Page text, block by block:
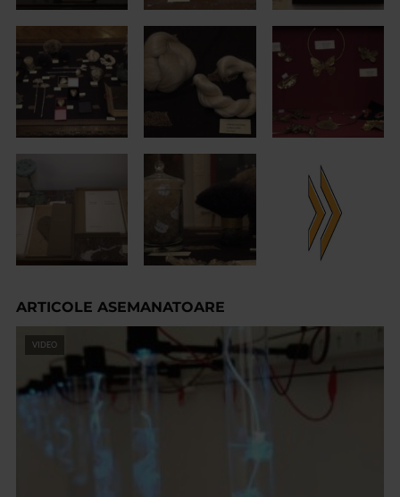
ARTICOLE ASEMANATOARE
VIDEO